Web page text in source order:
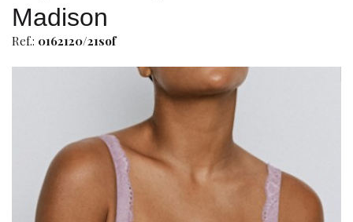
Bragas
Baño de mujer
Ropa y complementos
Lencería
Prendas moldeadoras
Madison
Ref.: 0162120/21sof